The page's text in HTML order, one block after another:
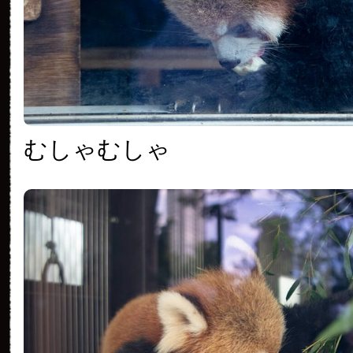
むしゃむしゃ